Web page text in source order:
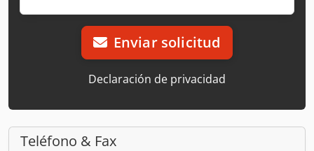
Enviar solicitud
Declaración de privacidad
Teléfono & Fax